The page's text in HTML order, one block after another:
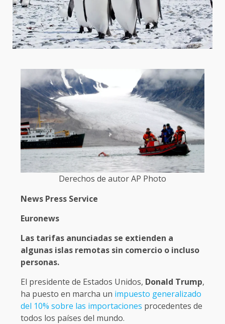
Derechos de autor AP Photo
News Press Service
Euronews
Las tarifas anunciadas se extienden a
algunas islas remotas sin comercio o incluso
personas.
El presidente de Estados Unidos, Donald Trump,
ha puesto en marcha un impuesto generalizado
del 10% sobre las importaciones procedentes de
todos los países del mundo.